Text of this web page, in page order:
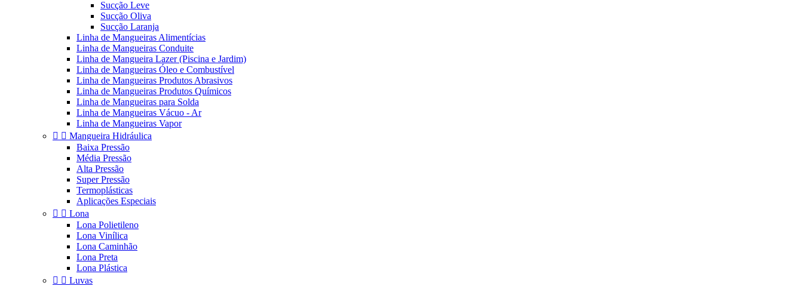
Sucção Leve
Sucção Oliva
Sucção Laranja
Linha de Mangueiras Alimentícias
Linha de Mangueiras Conduite
Linha de Mangueira Lazer (Piscina e Jardim)
Linha de Mangueiras Óleo e Combustível
Linha de Mangueiras Produtos Abrasivos
Linha de Mangueiras Produtos Químicos
Linha de Mangueiras para Solda
Linha de Mangueiras Vácuo - Ar
Linha de Mangueiras Vapor
  Mangueira Hidráulica
Baixa Pressão
Média Pressão
Alta Pressão
Super Pressão
Termoplásticas
Aplicações Especiais
  Lona
Lona Polietileno
Lona Vinílica
Lona Caminhão
Lona Preta
Lona Plástica
  Luvas